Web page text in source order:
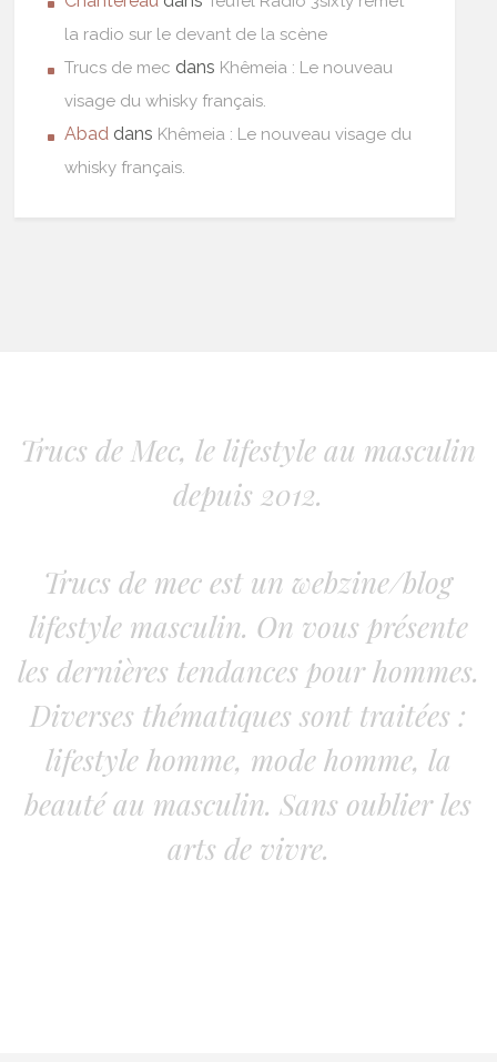
la radio sur le devant de la scène
Trucs de mec dans Khêmeia : Le nouveau
visage du whisky français.
Abad dans Khêmeia : Le nouveau visage du
whisky français.
Trucs de Mec, le lifestyle au masculin
depuis 2012.
Trucs de mec est un webzine/blog
lifestyle masculin. On vous présente
les dernières tendances pour hommes.
Diverses thématiques sont traitées :
lifestyle homme, mode homme, la
beauté au masculin. Sans oublier les
arts de vivre.